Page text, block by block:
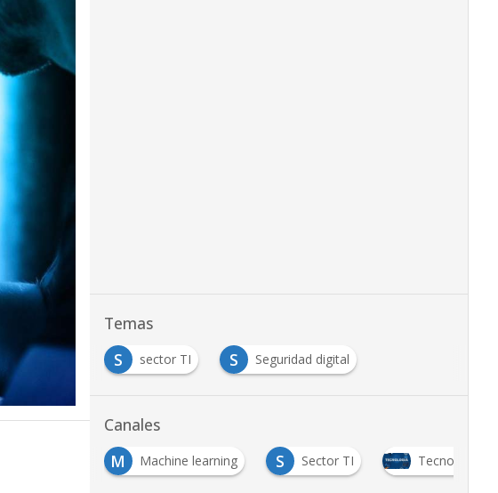
Temas
S
sector TI S Seguridad digital
Canales
M Machine learning S Sector TI Tecnología